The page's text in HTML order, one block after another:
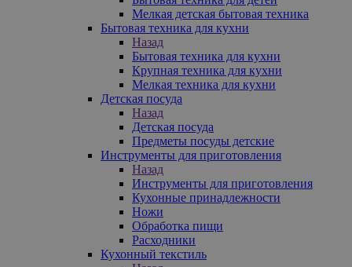
Мелкая детская бытовая техника
Бытовая техника для кухни
Назад
Бытовая техника для кухни
Крупная техника для кухни
Мелкая техника для кухни
Детская посуда
Назад
Детская посуда
Предметы посуды детские
Инструменты для приготовления
Назад
Инструменты для приготовления
Кухонные принадлежности
Ножи
Обработка пищи
Расходники
Кухонный текстиль